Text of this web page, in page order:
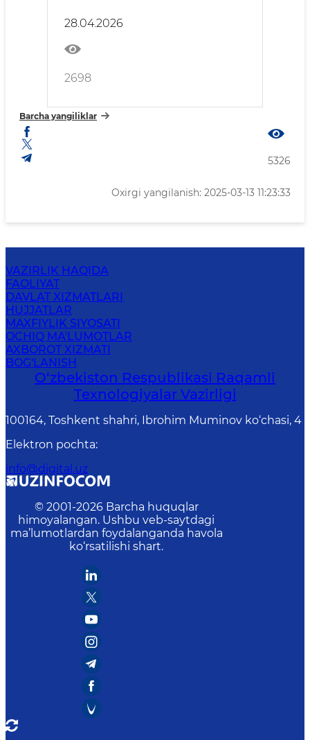
28.04.2026
2698
Barcha yangiliklar
5326
Oxirgi yangilanish: 2025-03-13 11:23:33
VAZIRLIK HAQIDA
FAOLIYAT
DAVLAT XIZMATLARI
HUJJATLAR
MAXFIYLIK SIYOSATI
OCHIQ MA'LUMOTLAR
AXBOROT XIZMATI
BOG'LANISH
O‘zbekiston Respublikasi Raqamli
Texnologiyalar Vazirligi
100164, Toshkent shahri, Ibrohim Muminov ko‘chasi, 4
Elektron pochta:
info@digital.uz
© 2001-2026 Barcha huquqlar
himoyalangan. Ushbu veb-saytdagi
ma’lumotlardan foydalanganda havola
ko‘rsatilishi shart.